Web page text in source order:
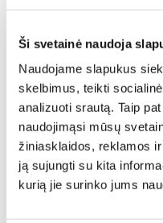
Ši svetainė naudoja
Naudojame slapukus
skelbimus, teikti
analizuoti srautą. Taip
naudojimąsi mūsų
žiniasklaidos, reklamos
ją sujungti su kita
kurią jie surinko jums
jonizavimo technologija,
alergenus ir virusus.
„Kad žmonės būtų
kvėpuoti švariu oru
atodūsio.“
Dr. Flavia Bustreo,
generalinio direktoriaus